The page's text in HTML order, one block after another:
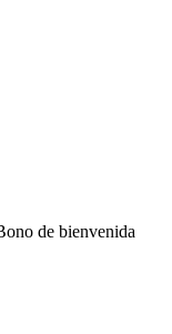
de bienvenida